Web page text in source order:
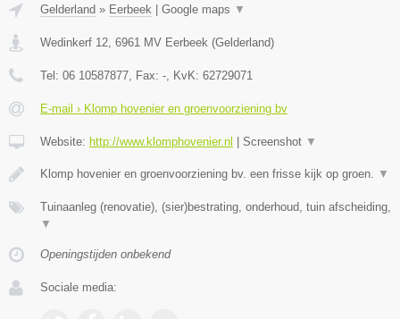
Gelderland » Eerbeek Google maps ▼
Wedinkerf 12, 6961 MV Eerbeek (Gelderland)
Tel: 06 10587877, Fax: -, KvK: 62729071
E-mail › Klomp hovenier en groenvoorziening bv
Website: http://www.klomphovenier.nl Screenshot ▼
Klomp hovenier en groenvoorziening bv. een frisse kijk op groen. ▼
Tuinaanleg (renovatie), (sier)bestrating, onderhoud, tuin afscheiding,
▼
Openingstijden onbekend
Sociale media: